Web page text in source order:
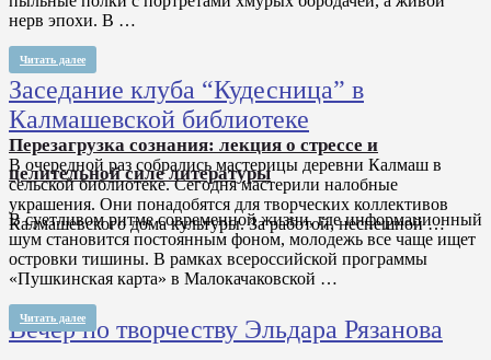
Заседание клуба “Кудесница” в
Калмашевской библиотеке
В очередной раз собрались мастерицы деревни Калмаш в
сельской библиотеке. Сегодня мастерили налобные
украшения. Они понадобятся для творческих коллективов
Калмашевского дома культуры. За работой, неспешной …
Вечер по творчеству Эльдара Рязанова
нерв эпохи. В …
Читать далее
Перезагрузка сознания: лекция о стрессе и
целительной силе литературы
В суетливом ритме современной жизни, где информационный
шум становится постоянным фоном, молодежь все чаще ищет
островки тишины. В рамках всероссийской программы
«Пушкинская карта» в Малокачаковской …
Читать далее